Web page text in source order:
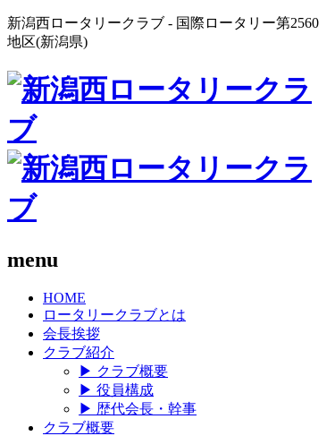
新潟西ロータリークラブ - 国際ロータリー第2560
地区(新潟県)
menu
HOME
ロータリークラブとは
会長挨拶
クラブ紹介
▶ クラブ概要
▶ 役員構成
▶ 歴代会長・幹事
クラブ概要